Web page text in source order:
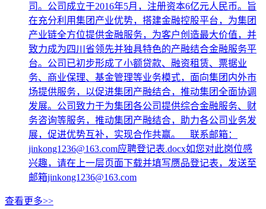
司。公司成立于2016年5月，注册资本6亿元人民币。旨
在充分利用集团产业优势，搭建金融控股平台，为集团
产业链全方位提供金融服务，为客户创造最大价值，并
致力成为四川省领先并独具特色的产融结合金融服务平
台。公司已初步形成了小额贷款、融资租赁、票据业
务、商业保理、基金管理等业务模式，面向集团内外市
场提供服务，以促进集团产融结合，推动集团全面协调
发展。公司致力于为集团各公司提供综合金融服务、财
务咨询等服务，推动集团产融结合，助力各公司业务发
展，促进优势互补，实现合作共赢。 联系邮箱：
jinkong1236@163.com应聘登记表.docx如您对此岗位感
兴趣，请在上一层页面下载并填写赝品登记表，发送至
邮箱jinkong1236@163.com
查看更多>>